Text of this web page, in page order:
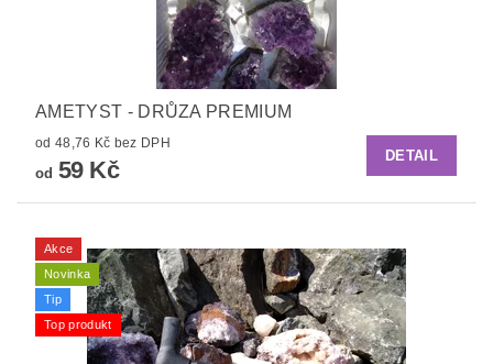
AMETYST - DRŮZA PREMIUM
od 48,76 Kč bez DPH
od 59 Kč
DETAIL
Akce
Novinka
Tip
Top produkt